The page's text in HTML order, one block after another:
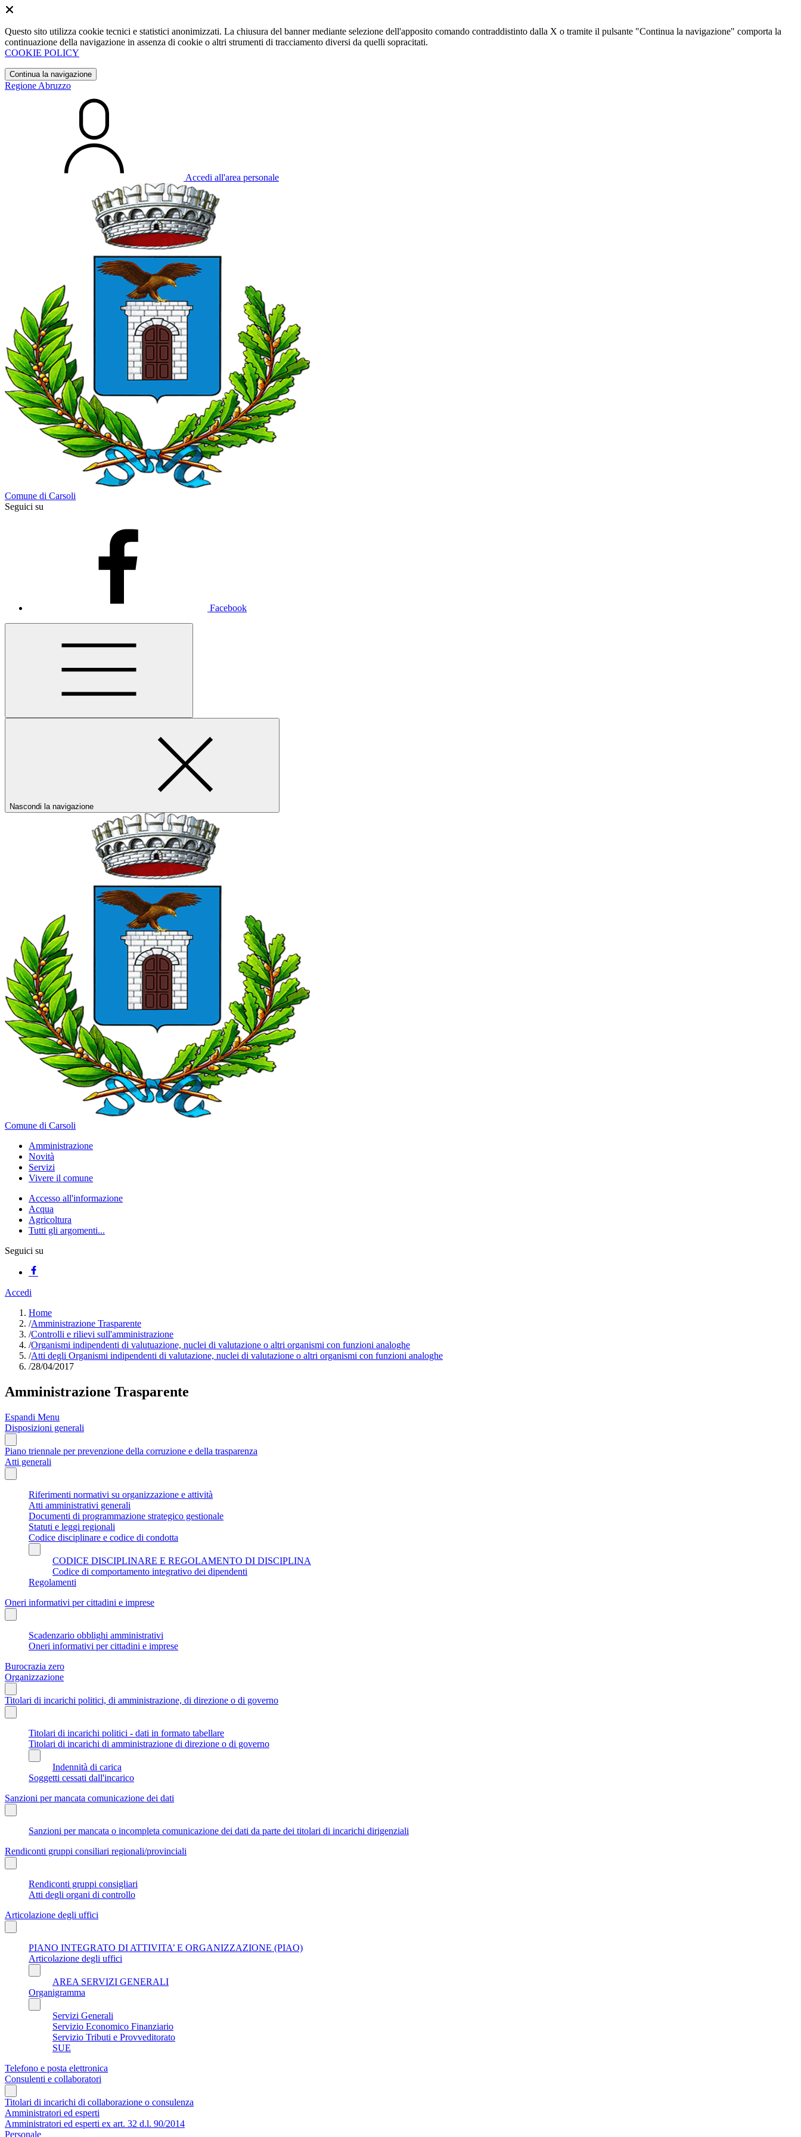
Questo sito utilizza cookie tecnici e statistici anonimizzati. La chiusura del banner mediante selezione dell'apposito comando contraddistinto dalla X o tramite il pulsante "Continua la navigazione" comporta la
continuazione della navigazione in assenza di cookie o altri strumenti di tracciamento diversi da quelli sopracitati.
COOKIE POLICY
Continua la navigazione
Regione Abruzzo
Accedi all'area personale
Comune di Carsoli
Seguici su
Facebook
Nascondi la navigazione
Comune di Carsoli
Amministrazione
Novità
Servizi
Vivere il comune
Accesso all'informazione
Acqua
Agricoltura
Tutti gli argomenti...
Seguici su
Accedi
Home
/Amministrazione Trasparente
/Controlli e rilievi sull'amministrazione
/Organismi indipendenti di valutuazione, nuclei di valutazione o altri organismi con funzioni analoghe
/Atti degli Organismi indipendenti di valutazione, nuclei di valutazione o altri organismi con funzioni analoghe
/28/04/2017
Amministrazione Trasparente
Espandi Menu
Disposizioni generali
Piano triennale per prevenzione della corruzione e della trasparenza
Atti generali
Riferimenti normativi su organizzazione e attività
Atti amministrativi generali
Documenti di programmazione strategico gestionale
Statuti e leggi regionali
Codice disciplinare e codice di condotta
CODICE DISCIPLINARE E REGOLAMENTO DI DISCIPLINA
Codice di comportamento integrativo dei dipendenti
Regolamenti
Oneri informativi per cittadini e imprese
Scadenzario obblighi amministrativi
Oneri informativi per cittadini e imprese
Burocrazia zero
Organizzazione
Titolari di incarichi politici, di amministrazione, di direzione o di governo
Titolari di incarichi politici - dati in formato tabellare
Titolari di incarichi di amministrazione di direzione o di governo
Indennità di carica
Soggetti cessati dall'incarico
Sanzioni per mancata comunicazione dei dati
Sanzioni per mancata o incompleta comunicazione dei dati da parte dei titolari di incarichi dirigenziali
Rendiconti gruppi consiliari regionali/provinciali
Rendiconti gruppi consigliari
Atti degli organi di controllo
Articolazione degli uffici
PIANO INTEGRATO DI ATTIVITA’ E ORGANIZZAZIONE (PIAO)
Articolazione degli uffici
AREA SERVIZI GENERALI
Organigramma
Servizi Generali
Servizio Economico Finanziario
Servizio Tributi e Provveditorato
SUE
Telefono e posta elettronica
Consulenti e collaboratori
Titolari di incarichi di collaborazione o consulenza
Amministratori ed esperti
Amministratori ed esperti ex art. 32 d.l. 90/2014
Personale